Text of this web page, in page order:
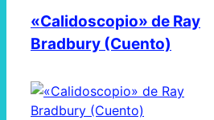
«Calidoscopio» de Ray
Bradbury (Cuento)